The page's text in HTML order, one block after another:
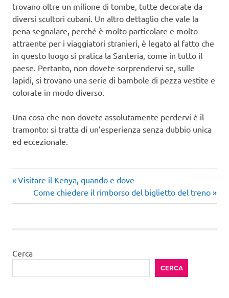
trovano oltre un milione di tombe, tutte decorate da
diversi scultori cubani. Un altro dettaglio che vale la
pena segnalare, perché è molto particolare e molto
attraente per i viaggiatori stranieri, è legato al fatto che
in questo luogo si pratica la Santeria, come in tutto il
paese. Pertanto, non dovete sorprendervi se, sulle
lapidi, si trovano una serie di bambole di pezza vestite e
colorate in modo diverso.
Una cosa che non dovete assolutamente perdervi è il
tramonto: si tratta di un’esperienza senza dubbio unica
ed eccezionale.
Navigazione
articoli
Articolo
precedente:
Visitare il Kenya, quando e dove
Articolo
successivo:
Come chiedere il rimborso del biglietto del treno
Cerca
CERCA